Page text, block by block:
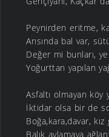
Peynirden eritme,
Arısında bal var,
Değer mi bunları,
Yoğurttan yapılan
Asfaltı olmayan köy
İktidar olsa bir de
Boğa,kara,davar,
Balık avlamaya